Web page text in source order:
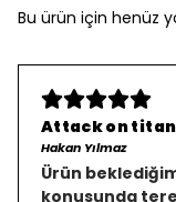
Bu ürün için henüz
Attack on
Hakan Yılmaz
Ürün
konusunda